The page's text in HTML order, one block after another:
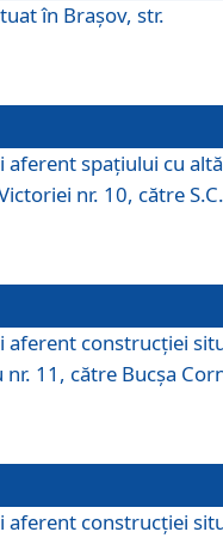
în Braşov, str.
aferent spaţiului cu altă
nr. 10, către S.C.
aferent construcţiei
11, către Bucşa
aferent construcţiei